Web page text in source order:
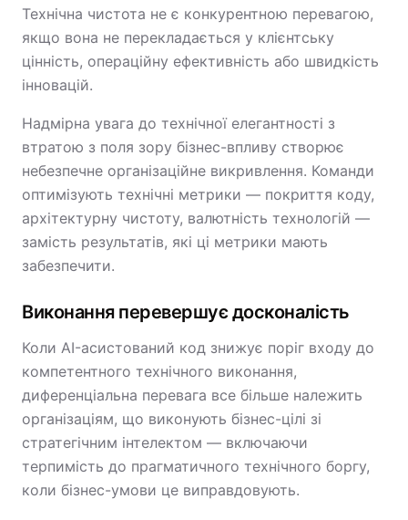
Технічна чистота не є конкурентною перевагою,
якщо вона не перекладається у клієнтську
цінність, операційну ефективність або швидкість
інновацій.
Надмірна увага до технічної елегантності з
втратою з поля зору бізнес-впливу створює
небезпечне організаційне викривлення. Команди
оптимізують технічні метрики — покриття коду,
архітектурну чистоту, валютність технологій —
замість результатів, які ці метрики мають
забезпечити.
Виконання перевершує досконалість
Коли AI-асистований код знижує поріг входу до
компетентного технічного виконання,
диференціальна перевага все більше належить
організаціям, що виконують бізнес-цілі зі
стратегічним інтелектом — включаючи
терпимість до прагматичного технічного боргу,
коли бізнес-умови це виправдовують.